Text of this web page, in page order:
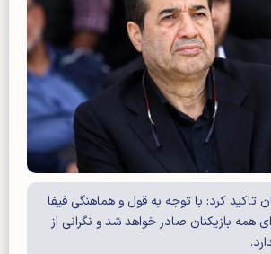
تاکید کرد: با توجه به قول و هماهنگی فیفا
همه بازیکنان صادر خواهد شد و نگرانی از